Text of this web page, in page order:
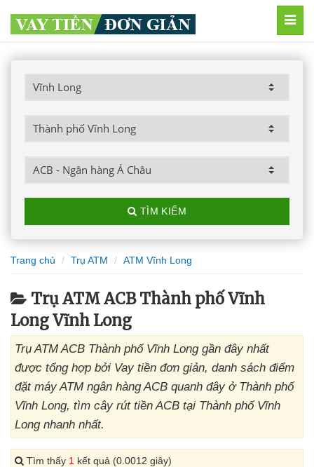
TÌM KIẾM
Trang chủ Trụ ATM ATM Vĩnh Long
Trụ ATM ACB Thành phố Vĩnh
Long Vĩnh Long
Trụ ATM ACB Thành phố Vĩnh Long gần đây nhất
được tổng hợp bởi Vay tiền đơn giản, danh sách điểm
đặt máy ATM ngân hàng ACB quanh đây ở Thành phố
Vĩnh Long, tìm cây rút tiền ACB tại Thành phố Vĩnh
Long nhanh nhất.
Tìm thấy 1 kết quả (0.0012 giây)